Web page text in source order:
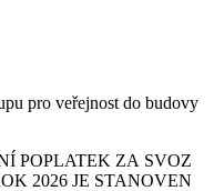
pro veřejnost do budovy
POPLATEK ZA SVOZ
2026 JE STANOVEN